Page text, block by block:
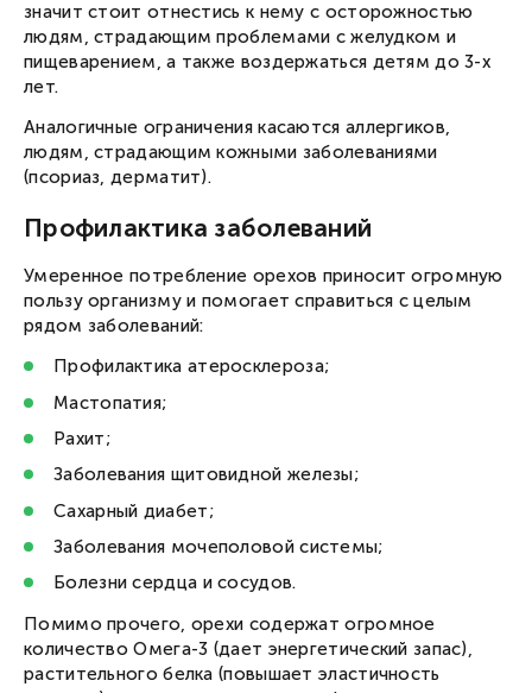
значит стоит отнестись к нему с осторожностью
людям, страдающим проблемами с желудком и
пищеварением, а также воздержаться детям до 3-х
лет.
Аналогичные ограничения касаются аллергиков,
людям, страдающим кожными заболеваниями
(псориаз, дерматит).
Профилактика заболеваний
Умеренное потребление орехов приносит огромную
пользу организму и помогает справиться с целым
рядом заболеваний:
Профилактика атеросклероза;
Мастопатия;
Рахит;
Заболевания щитовидной железы;
Сахарный диабет;
Заболевания мочеполовой системы;
Болезни сердца и сосудов.
Помимо прочего, орехи содержат огромное
количество Омега-3 (дает энергетический запас),
растительного белка (повышает эластичность
Вход в личный кабинет
Введите номер телефона, мы пришлем СМС с кодом
для входа.
публичной офертой
политикой конфиденциальности
Соглашаюсь получать новости и специальные